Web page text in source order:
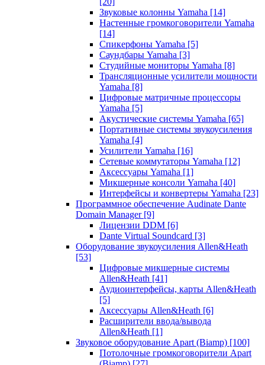
Звуковые колонны Yamaha [14]
Настенные громкоговорители Yamaha
[14]
Спикерфоны Yamaha [5]
Саундбары Yamaha [3]
Студийные мониторы Yamaha [8]
Трансляционные усилители мощности
Yamaha [8]
Цифровые матричные процессоры
Yamaha [5]
Акустические системы Yamaha [65]
Портативные системы звукоусиления
Yamaha [4]
Усилители Yamaha [16]
Сетевые коммутаторы Yamaha [12]
Аксессуары Yamaha [1]
Микшерные консоли Yamaha [40]
Интерфейсы и конвертеры Yamaha [23]
Программное обеспечение Audinate Dante
Domain Manager [9]
Лицензии DDM [6]
Dante Virtual Soundcard [3]
Оборудование звукоусиления Allen&Heath
[53]
Цифровые микшерные системы
Allen&Heath [41]
Аудиоинтерфейсы, карты Allen&Heath
[5]
Аксессуары Allen&Heath [6]
Расширители ввода/вывода
Allen&Heath [1]
Звуковое оборудование Apart (Biamp) [100]
Потолочные громкоговорители Apart